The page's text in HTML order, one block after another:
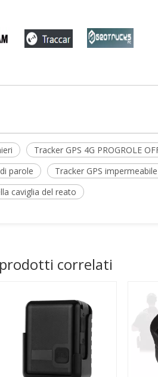
Tracker GPS 4G PROGROLE
parole
Tracker GPS
caviglia del reato
prodotti correlati